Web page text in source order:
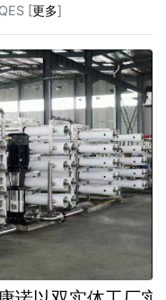
[更多]